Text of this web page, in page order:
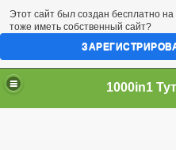
Этот сайт был создан бесплатно на
тоже иметь собственный сайт?